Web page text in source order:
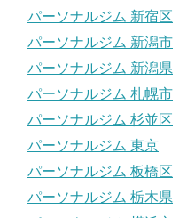
パーソナルジム 新宿区
パーソナルジム 新潟市
パーソナルジム 新潟県
パーソナルジム 札幌市
パーソナルジム 杉並区
パーソナルジム 東京
パーソナルジム 板橋区
パーソナルジム 栃木県